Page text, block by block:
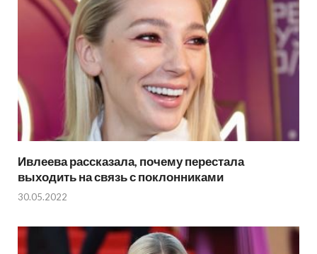
Ивлеева рассказала, почему перестала
выходить на связь с поклонниками
30.05.2022